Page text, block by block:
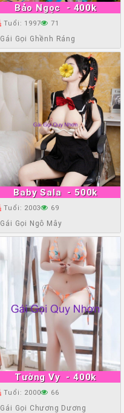
Bảo Ngọc - 400k
Tuổi: 1997 71
Gái Gọi Ghềnh Ráng
Baby Sala - 500k
Tuổi: 2003 69
Gái Gọi Ngô Mây
Tường Vy - 400k
Tuổi: 2000 66
Gái Gọi Chương Dương